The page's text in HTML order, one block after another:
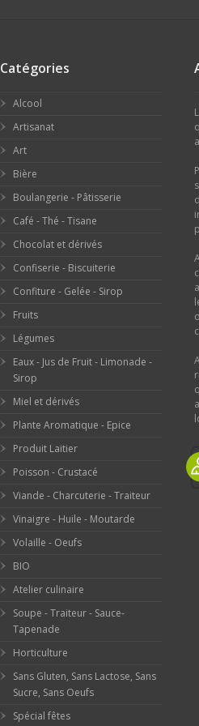
Catégories
Alcool
Artisanat
Art
Bière
Boulangerie - Pâtisserie
Café - Thé - Tisane
Chocolat et dérivés
Confiserie - Biscuiterie
Confiture - Gelée - Sirop
Fruits
Légumes
Eaux - Jus de Fruit - Limonade -
Sirop
Miel et dérivés
Plante Aromatique - Epice
Produit Laitier
Poisson - Crustacé
Viande - Charcuterie - Traiteur
Vinaigre - Huile - Moutarde
Volaille - Oeufs
BIO
Atelier culinaire
Soupe - Traiteur - Sauce-
Tapenade
Horticulture
Sans Gluten, Sans Lactose, Sans
Sucre, Sans Oeufs
Spécial fêtes